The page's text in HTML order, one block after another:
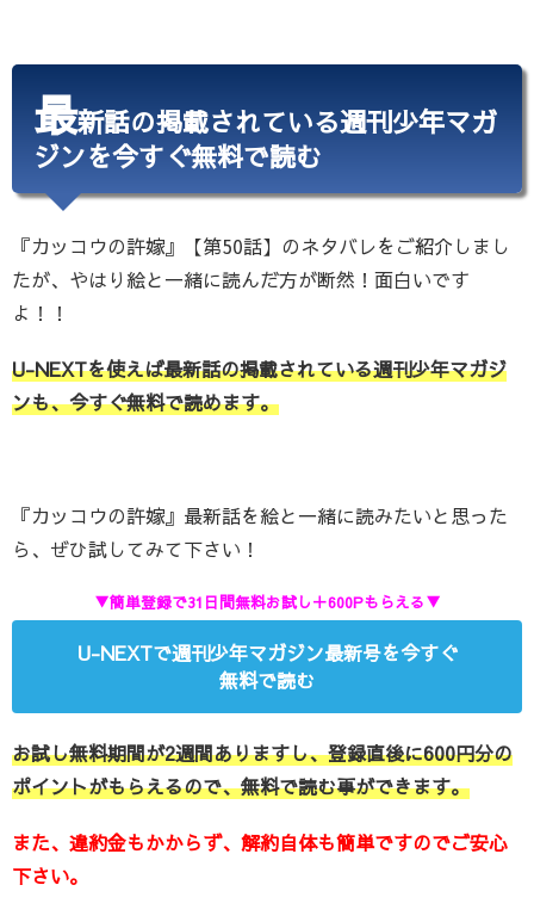
最新話の掲載されている週刊少年マガ
ジンを今すぐ無料で読む
『カッコウの許嫁』【第50話】のネタバレをご紹介しまし
たが、やはり絵と一緒に読んだ方が断然！面白いです
よ！！
U-NEXTを使えば最新話の掲載されている週刊少年マガジ
ンも、今すぐ無料で読めます。
『カッコウの許嫁』最新話を絵と一緒に読みたいと思った
ら、ぜひ試してみて下さい！
▼簡単登録で31日間無料お試し＋600Pもらえる▼
U-NEXTで週刊少年マガジン最新号を今すぐ
無料で読む
お試し無料期間が2週間ありますし、登録直後に600円分の
ポイントがもらえるので、無料で読む事ができます。
また、違約金もかからず、解約自体も簡単ですのでご安心
下さい。